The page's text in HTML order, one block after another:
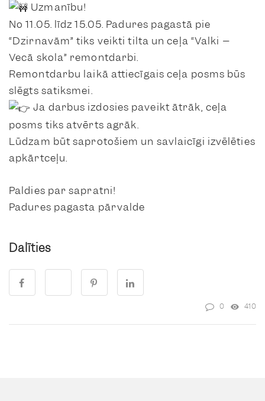
Uzmanību!
No 11.05. līdz 15.05. Padures pagastā pie
“Dzirnavām” tiks veikti tilta un ceļa “Valki –
Vecā skola” remontdarbi.
Remontdarbu laikā attiecīgais ceļa posms būs
slēgts satiksmei.
Ja darbus izdosies paveikt ātrāk, ceļa
posms tiks atvērts agrāk.
Lūdzam būt saprotošiem un savlaicīgi izvēlēties
apkārtceļu.
Paldies par sapratni!
Padures pagasta pārvalde
Dalīties
0 410